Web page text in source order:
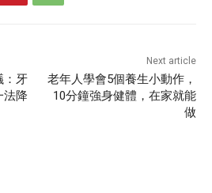
：牙
法降
Next article
老年人學會5個養生小動作，
10分鐘強身健體，在家就能
做